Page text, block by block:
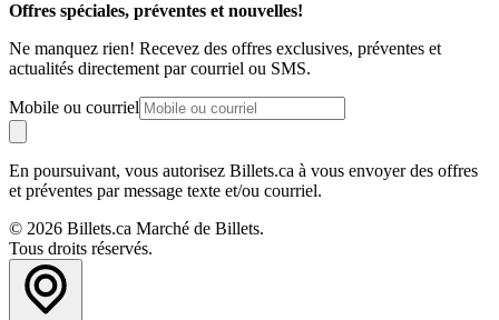
Offres spéciales, préventes et nouvelles!
Ne manquez rien! Recevez des offres exclusives, préventes et
actualités directement par courriel ou SMS.
Mobile ou courriel
En poursuivant, vous autorisez Billets.ca à vous envoyer des offres
et préventes par message texte et/ou courriel.
© 2026 Billets.ca Marché de Billets.
Tous droits réservés.